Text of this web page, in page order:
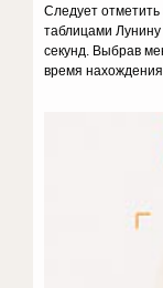
Следует отметить
таблицами
секунд. Выбрав
время